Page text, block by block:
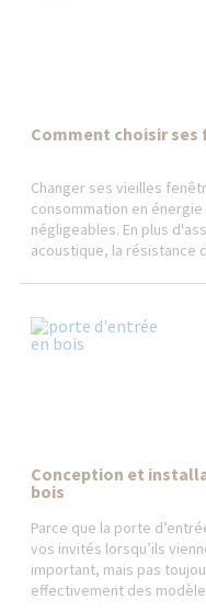
Comment choisir ses
Changer ses vieilles
consommation en
négligeables. En plus
acoustique, la résistance
Conception et
bois
Parce que la porte
vos invités lorsqu’ils
important, mais pas
effectivement des